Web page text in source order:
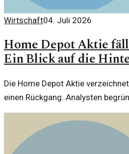
Wirtschaft04. Juli 2026
Home Depot Aktie
Ein Blick auf die
Die Home Depot Aktie
einen Rückgang. Analysten
verschiedenen wirtschaftlichen
Zahlen und Prognosen.